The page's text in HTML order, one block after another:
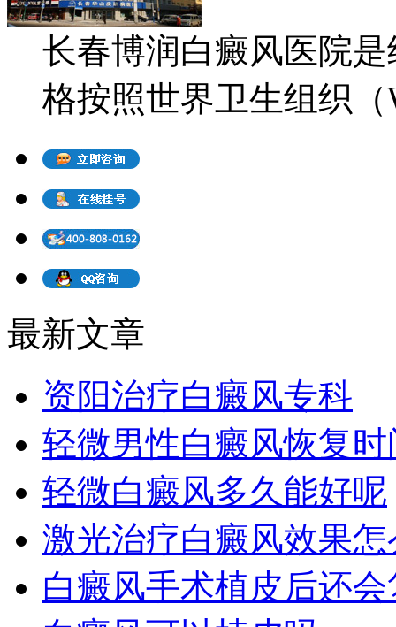
长春博润白癜风医院
格按照世界卫生组织（
最新文章
资阳治疗白癜风专科
轻微男性白癜风恢复
轻微白癜风多久能好呢
激光治疗白癜风效果怎
白癜风手术植皮后还